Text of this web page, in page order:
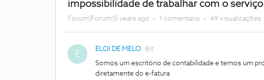
impossibilidade de trabalhar com o serviço
Forum|Forum|5 years ago 1 comentário 49 visualizações
E ELOI DE MELO Bit
Somos um escritório de contabilidade e temos um
diretamente do e-fatura